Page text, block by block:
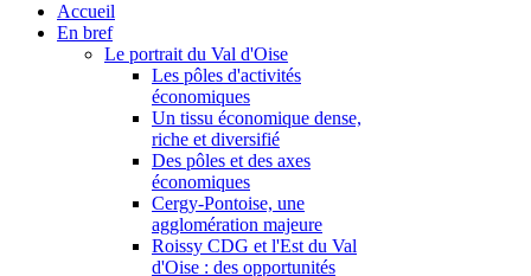
Accueil
En bref
Le portrait du Val d'Oise
Les pôles d'activités
économiques
Un tissu économique dense,
riche et diversifié
Des pôles et des axes
économiques
Cergy-Pontoise, une
agglomération majeure
Roissy CDG et l'Est du Val
d'Oise : des opportunités